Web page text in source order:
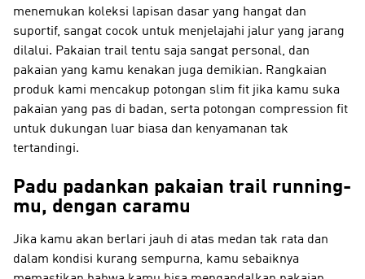
menemukan koleksi lapisan dasar yang hangat dan
suportif, sangat cocok untuk menjelajahi jalur yang jarang
dilalui. Pakaian trail tentu saja sangat personal, dan
pakaian yang kamu kenakan juga demikian. Rangkaian
produk kami mencakup potongan slim fit jika kamu suka
pakaian yang pas di badan, serta potongan compression fit
untuk dukungan luar biasa dan kenyamanan tak
tertandingi.
Padu padankan pakaian trail running-
mu, dengan caramu
Jika kamu akan berlari jauh di atas medan tak rata dan
dalam kondisi kurang sempurna, kamu sebaiknya